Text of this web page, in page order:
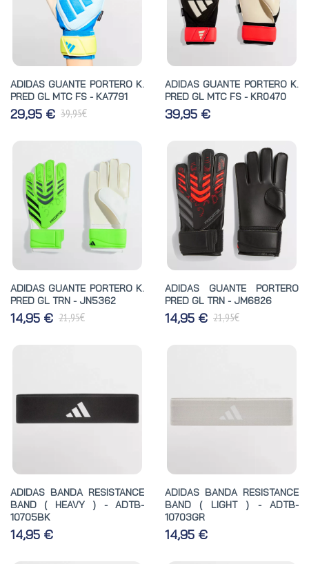
ADIDAS GUANTE PORTERO K.
PRED GL MTC FS - KA7791
29,95 € 39,95€
ADIDAS GUANTE PORTERO K.
PRED GL MTC FS - KR0470
39,95 €
ADIDAS GUANTE PORTERO K.
PRED GL TRN - JN5362
14,95 € 21,95€
ADIDAS GUANTE PORTERO
PRED GL TRN - JM6826
14,95 € 21,95€
ADIDAS BANDA RESISTANCE
BAND ( HEAVY ) - ADTB-
10705BK
14,95 €
ADIDAS BANDA RESISTANCE
BAND ( LIGHT ) - ADTB-
10703GR
14,95 €